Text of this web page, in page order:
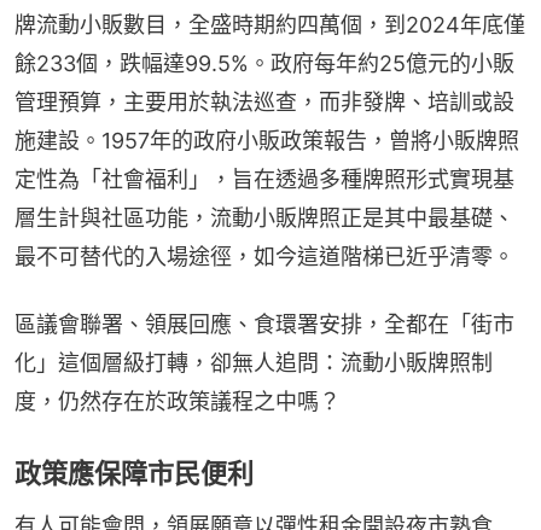
牌流動小販數目，全盛時期約四萬個，到2024年底僅
餘233個，跌幅達99.5%。政府每年約25億元的小販
管理預算，主要用於執法巡查，而非發牌、培訓或設
施建設。1957年的政府小販政策報告，曾將小販牌照
定性為「社會福利」，旨在透過多種牌照形式實現基
層生計與社區功能，流動小販牌照正是其中最基礎、
最不可替代的入場途徑，如今這道階梯已近乎清零。
區議會聯署、領展回應、食環署安排，全都在「街市
化」這個層級打轉，卻無人追問：流動小販牌照制
度，仍然存在於政策議程之中嗎？
政策應保障市民便利